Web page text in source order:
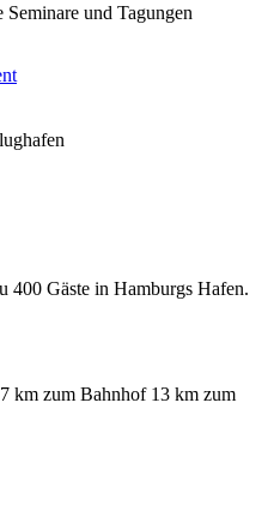
und Tagungen
400 Gäste in Hamburgs Hafen.
7 km zum Bahnhof 13 km zum